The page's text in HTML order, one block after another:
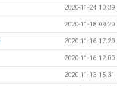
2020-11-24 10:39
2020-11-18 09:20
2020-11-16 17:20
2020-11-16 12:00
2020-11-13 15:31